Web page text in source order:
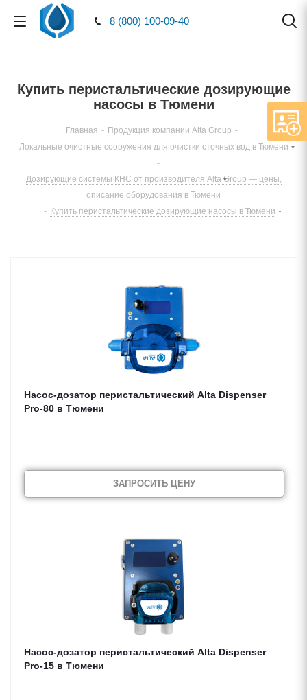
8 (800) 100-09-40
Купить перистальтические дозирующие
насосы в Тюмени
Главная - Продукция компании Alta Group -
Локальные очистные сооружения для очистки сточных вод в Тюмени
-
Дозирующие системы КНС от производителя Alta Group — цены,
описание оборудования в Тюмени
- Купить перистальтические дозирующие насосы в Тюмени
Насос-дозатор перистальтический Alta Dispenser
Pro-80 в Тюмени
ЗАПРОСИТЬ ЦЕНУ
Насос-дозатор перистальтический Alta Dispenser
Pro-15 в Тюмени